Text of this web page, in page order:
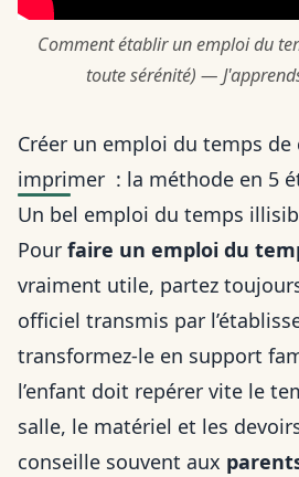
Comment établir un emploi du
toute sérénité) —
Créer un emploi du temps de
imprimer : la méthode en 5
Un bel emploi du temps
Pour faire un emploi du
vraiment utile, partez
officiel transmis par
transformez-le en support
l’enfant doit repérer vite le
salle, le matériel et les
conseille souvent aux